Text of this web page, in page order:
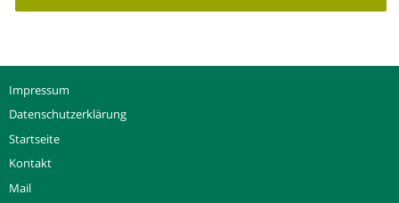
Impressum
Datenschutzerklärung
Startseite
Kontakt
Mail